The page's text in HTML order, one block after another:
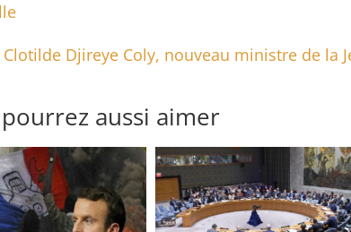
Clotilde Djireye Coly, nouveau ministre de la
aussi aimer